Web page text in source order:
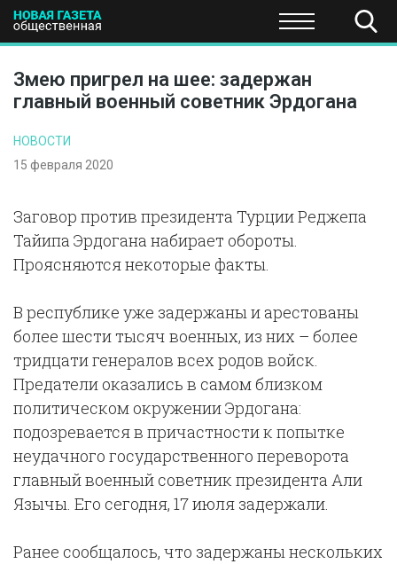
ПОЛИТИКА ЭКОНОМИКА НАУКА И
Змею пригрел на шее: задержан
главный военный советник Эрдогана
НОВОСТИ
15 февраля 2020
Заговор против президента Турции Реджепа
Тайипа Эрдогана набирает обороты.
Проясняются некоторые факты.
В республике уже задержаны и арестованы
более шести тысяч военных, из них – более
тридцати генералов всех родов войск.
Предатели оказались в самом близком
политическом окружении Эрдогана:
подозревается в причастности к попытке
неудачного государственного переворота
главный военный советник президента Али
Язычы. Его сегодня, 17 июля задержали.
Ранее сообщалось, что задержаны нескольких